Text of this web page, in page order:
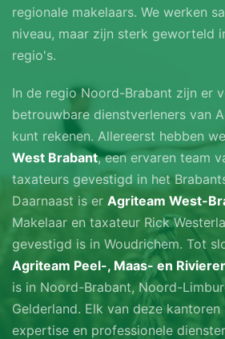
regionale makelaars. We werken
niveau, maar zijn sterk geworteld
regio's.
In de regio Noord-Brabant zijn er
betrouwbare dienstverleners van
kunt rekenen. Allereerst hebben we
West Brabant, een ervaren team
taxateurs gevestigd in het
Daarnaast is er Agriteam West-
Makelaar en taxateur Rick
gevestigd is in Woudrichem. Tot
Agriteam Peel-, Maas- en
is in Noord-Brabant, Noord-
Gelderland. Elk van deze
expertise en professionele